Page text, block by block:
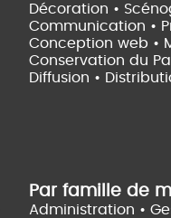
Décoration •
Communication •
Conception web •
Conservation du
Diffusion •
Par famille de
Administration •